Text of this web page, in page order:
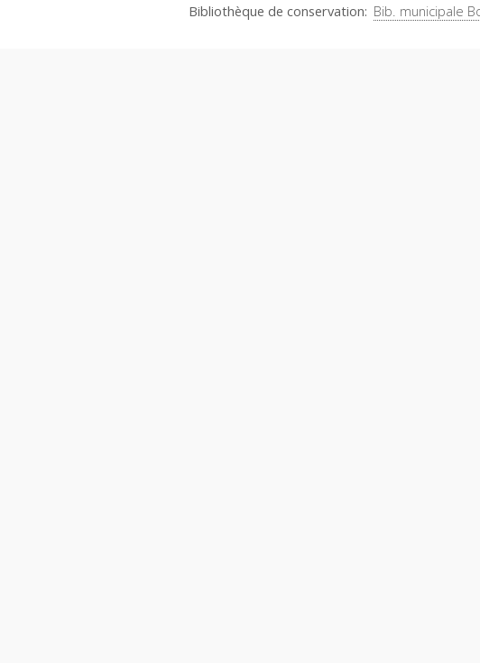
Bibliothèque de conservation Bib. municipale